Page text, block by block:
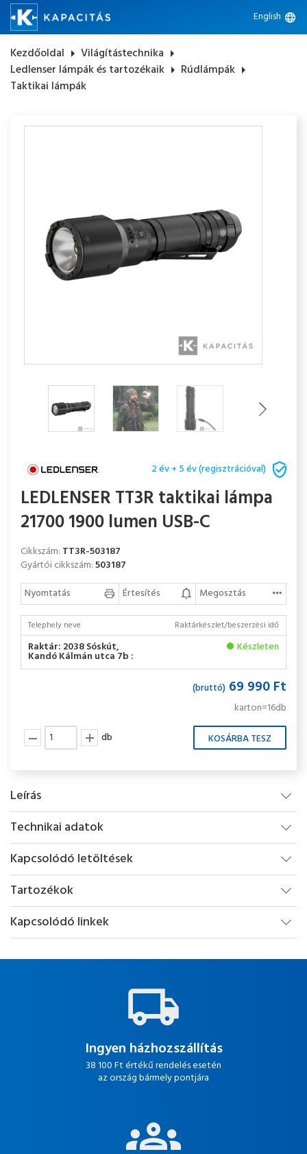
English language
Kezdőoldal arrow_right Világítástechnika arrow_right
Ledlenser lámpák és tartozékaik arrow_right Rúdlámpák arrow_right
Taktikai lámpák
2 év + 5 év (regisztrációval)
LEDLENSER TT3R taktikai lámpa
21700 1900 lumen USB-C
Cikkszám: TT3R-503187
Gyártói cikkszám:503187
Nyomtatás
Értesítés Megosztás
Telephely neve Raktárkészlet/beszerzési idő
Raktár: 2038 Sóskút,
Kandó Kálmán utca 7b :
Készleten
(bruttó) 69 990 Ft
karton=16db
db
Leírás
Technikai adatok
Kapcsolódó letöltések
Tartozékok
Kapcsolódó linkek
Ingyen házhozszállítás
38 100 Ft értékű rendelés esetén
az ország bármely pontjára